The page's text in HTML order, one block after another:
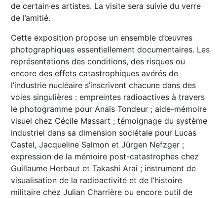
de certain·es artistes. La visite sera suivie du verre
de l’amitié.
Cette exposition propose un ensemble d’œuvres
photographiques essentiellement documentaires. Les
représentations des conditions, des risques ou
encore des effets catastrophiques avérés de
l’industrie nucléaire s’inscrivent chacune dans des
voies singulières : empreintes radioactives à travers
le photogramme pour Anaïs Tondeur ; aide-mémoire
visuel chez Cécile Massart ; témoignage du système
industriel dans sa dimension sociétale pour Lucas
Castel, Jacqueline Salmon et Jürgen Nefzger ;
expression de la mémoire post-catastrophes chez
Guillaume Herbaut et Takashi Arai ; instrument de
visualisation de la radioactivité et de l’histoire
militaire chez Julian Charrière ou encore outil de